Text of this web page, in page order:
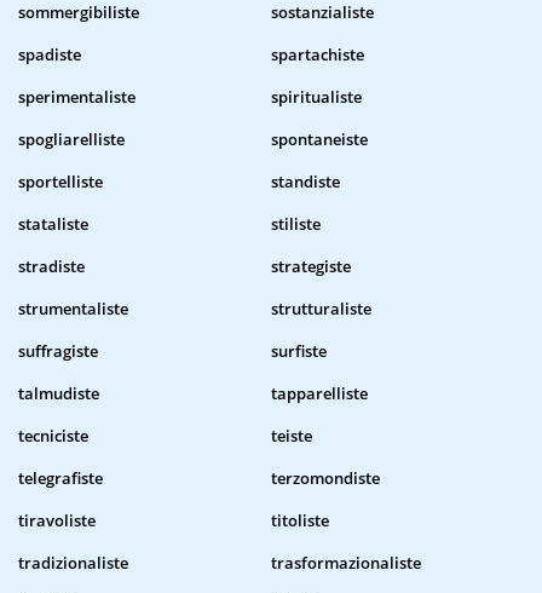
sommergibiliste
sostanzialiste
spadiste
spartachiste
sperimentaliste
spiritualiste
spogliarelliste
spontaneiste
sportelliste
standiste
stataliste
stiliste
stradiste
strategiste
strumentaliste
strutturaliste
suffragiste
surfiste
talmudiste
tapparelliste
tecniciste
teiste
telegrafiste
terzomondiste
tiravoliste
titoliste
tradizionaliste
trasformazionaliste